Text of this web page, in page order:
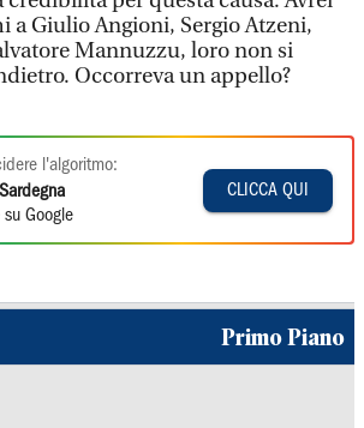
a Giulio Angioni, Sergio Atzeni,
Mannuzzu, loro non si
Occorreva un appello?
l'algoritmo:
Google
CLICCA QUI
Primo Piano